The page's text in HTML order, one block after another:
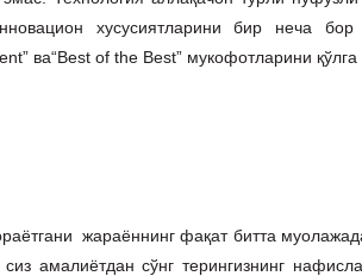
хусусиятларини бир неча бор
ва“Best of the Best” мукофотларини қўлга
жараённинг фақат битта
амалиётдан сўнг терингизнинг